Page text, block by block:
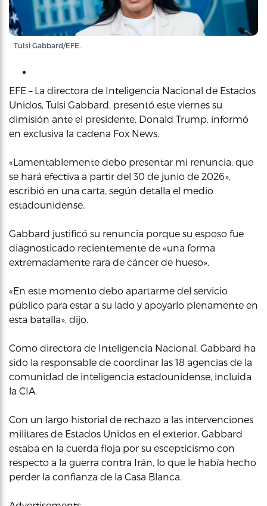
Tulsi Gabbard/EFE.
EFE – La directora de Inteligencia Nacional de Estados
Unidos, Tulsi Gabbard, presentó este viernes su
dimisión ante el presidente, Donald Trump, informó
en exclusiva la cadena Fox News.
«Lamentablemente debo presentar mi renuncia, que
se hará efectiva a partir del 30 de junio de 2026»,
escribió en una carta, según detalla el medio
estadounidense.
Gabbard justificó su renuncia porque su esposo fue
diagnosticado recientemente de «una forma
extremadamente rara de cáncer de hueso».
«En este momento debo apartarme del servicio
público para estar a su lado y apoyarlo plenamente en
esta batalla», dijo.
Como directora de Inteligencia Nacional, Gabbard ha
sido la responsable de coordinar las 18 agencias de la
comunidad de inteligencia estadounidense, incluida
la CIA.
Con un largo historial de rechazo a las intervenciones
militares de Estados Unidos en el exterior, Gabbard
estaba en la cuerda floja por su escepticismo con
respecto a la guerra contra Irán, lo que le había hecho
perder la confianza de la Casa Blanca.